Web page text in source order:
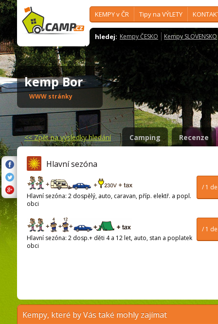
KEMPY v ČR Tipy na VÝLETY
hledej: Kempy ČESKO Kempy SLOVENSKO
kemp Bor
WWW stránky
<<Zpět na výsledky hledání Camping Recenze
Hlavní sezóna
/ 1
Hlavní sezóna: 2 dospělý, auto, caravan, příp. elektř. a popl.
obci
/ 1
Hlavní sezóna: 2 dosp.+ děti 4 a 12 let, auto, stan a poplatek
obci
Kempy, které by Vás také mohly zajímat